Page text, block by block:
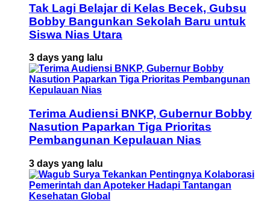
Tak Lagi Belajar di Kelas Becek, Gubsu
Bobby Bangunkan Sekolah Baru untuk
Siswa Nias Utara
3 days yang lalu
Terima Audiensi BNKP, Gubernur Bobby
Nasution Paparkan Tiga Prioritas
Pembangunan Kepulauan Nias
3 days yang lalu